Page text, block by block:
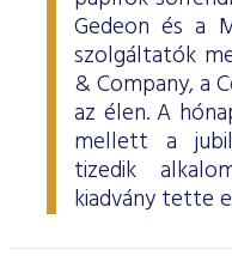
Gedeon és a
szolgáltatók
& Company, a
az élen. A
mellett a
tizedik
kiadvány tette